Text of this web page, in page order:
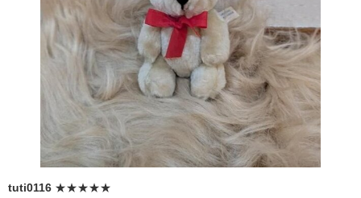
tuti0116 ★★★★★